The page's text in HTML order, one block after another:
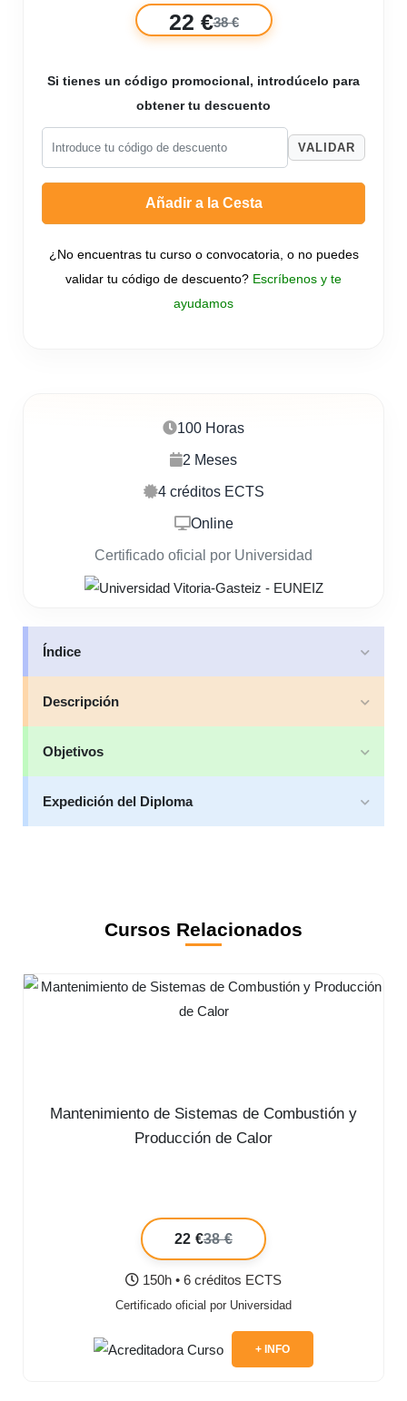
100 Horas
2 Meses
4 créditos ECTS
Online
Certificado oficial por Universidad
Índice
Descripción
Objetivos
Expedición del Diploma
22 €38 €
Si tienes un código promocional, introdúcelo para
obtener tu descuento
VALIDAR
Añadir a la Cesta
¿No encuentras tu curso o convocatoria, o no puedes
validar tu código de descuento? Escríbenos y te
ayudamos
Cursos Relacionados
Mantenimiento de Sistemas de Combustión y
Producción de Calor
22 €38 €
150h • 6 créditos ECTS
Certificado oficial por Universidad
+ INFO